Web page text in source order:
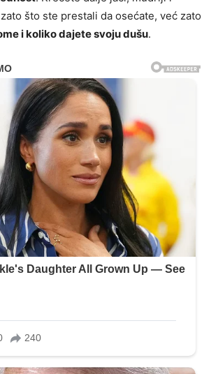
što ste prestali da osećate, već zato
i koliko dajete svoju dušu.